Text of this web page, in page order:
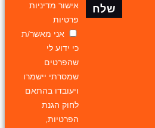
אישור מדיניות
פרטיות
אני מאשר/ת
כי ידוע לי
שהפרטים
שמסרתי יישמרו
ויעובדו בהתאם
לחוק הגנת
הפרטיות,
שלח